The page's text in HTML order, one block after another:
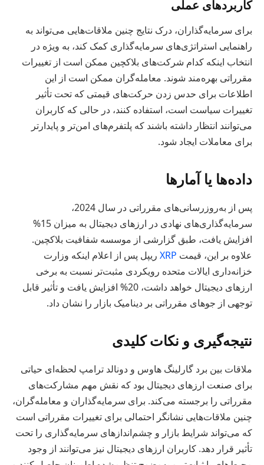
کاربردهای عملی
برای سرمایه‌گذاران، درک نتایج چنین ملاقات‌هایی می‌تواند به
راهنمایی استراتژی‌های سرمایه‌گذاری کمک کند، به ویژه در
انتخاب اینکه کدام شرکت‌های بلاکچین ممکن است از تغییرات
مقرراتی بهره‌مند شوند. معامله‌گران ممکن است از این
اطلاعات برای حدس زدن حرکت‌های قیمتی که تحت تأثیر
تغییرات سیاست است، استفاده کنند، در حالی که کاربران
می‌توانند انتظار داشته باشند که پلتفرم‌های امن‌تر و پایدارتر
برای معاملات ایجاد شود.
داده‌ها یا آمارها
پس از به‌روزرسانی‌های مقرراتی در سال 2024،
سرمایه‌گذاری‌های نهادی در ارزهای دیجیتال به میزان 15%
افزایش یافت، طبق گزارشی از موسسه شفافیت بلاکچین.
علاوه بر این، قیمت XRP ریپل پس از اعلام اینکه وزارت
خزانه‌داری ایالات متحده رویکردی مثبت‌تر نسبت به برخی
ارزهای دیجیتال خواهد داشت، 20% افزایش یافت و تأثیر قابل
توجهی از جوهای مقرراتی بر دینامیک بازار را نشان داد.
نتیجه‌گیری و نکات کلیدی
ملاقات بین برد گارلینگ هاوس و دونالد ترامپ لحظه‌ای حیاتی
برای صنعت ارزهای دیجیتال بود که نقش مهم مشارکت‌های
مقرراتی را برجسته می‌کند. برای سرمایه‌گذاران و معامله‌گران،
چنین ملاقات‌هایی نشانگر احتمالی برای تغییرات مقرراتی است
که می‌تواند شرایط بازار و چشم‌اندازهای سرمایه‌گذاری را تحت
تأثیر قرار دهد. کاربران ارزهای دیجیتال نیز می‌توانند از وجود